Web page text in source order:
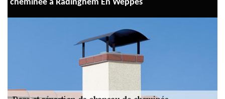
cheminée à Radinghem En Weppes